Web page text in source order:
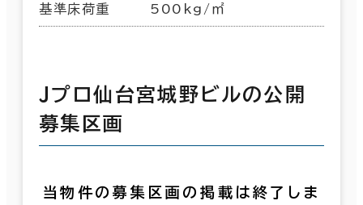
基準床荷重 500kg/㎡
Ｊプロ仙台宮城野ビルの公開
募集区画
当物件の募集区画の掲載は終了しま